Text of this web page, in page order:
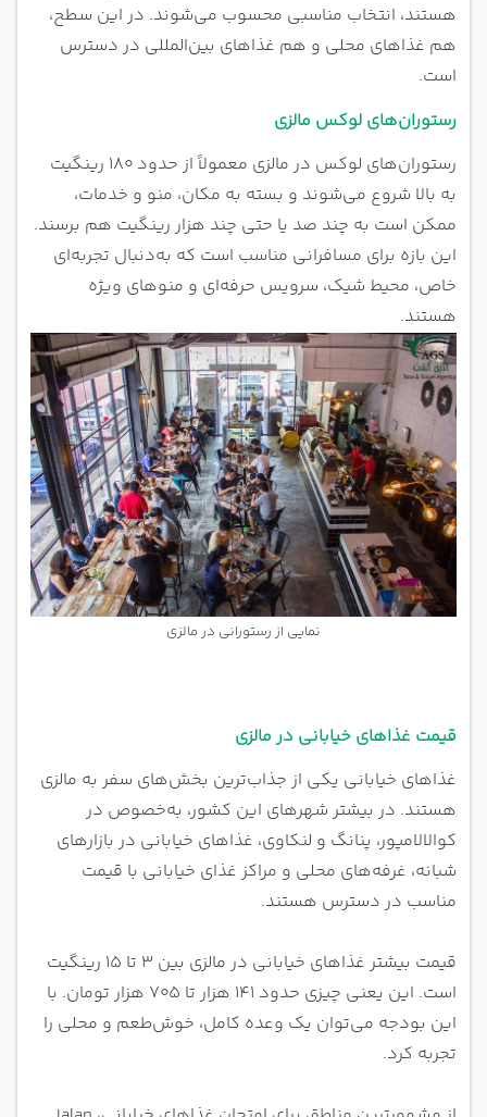
هستند، انتخاب مناسبی محسوب می‌شوند. در این سطح،
هم غذاهای محلی و هم غذاهای بین‌المللی در دسترس
است.
رستوران‌های لوکس مالزی
رستوران‌های لوکس در مالزی معمولاً از حدود ۱۸۰ رینگیت
به بالا شروع می‌شوند و بسته به مکان، منو و خدمات،
ممکن است به چند صد یا حتی چند هزار رینگیت هم برسند.
این بازه برای مسافرانی مناسب است که به‌دنبال تجربه‌ای
خاص، محیط شیک، سرویس حرفه‌ای و منوهای ویژه
هستند.
نمایی از رستورانی در مالزی
قیمت غذاهای خیابانی در مالزی
غذاهای خیابانی یکی از جذاب‌ترین بخش‌های سفر به مالزی
هستند. در بیشتر شهرهای این کشور، به‌خصوص در
کوالالامپور، پنانگ و لنکاوی، غذاهای خیابانی در بازارهای
شبانه، غرفه‌های محلی و مراکز غذای خیابانی با قیمت
مناسب در دسترس هستند.
قیمت بیشتر غذاهای خیابانی در مالزی بین ۳ تا ۱۵ رینگیت
است. این یعنی چیزی حدود ۱۴۱ هزار تا ۷۰۵ هزار تومان. با
این بودجه می‌توان یک وعده کامل، خوش‌طعم و محلی را
تجربه کرد.